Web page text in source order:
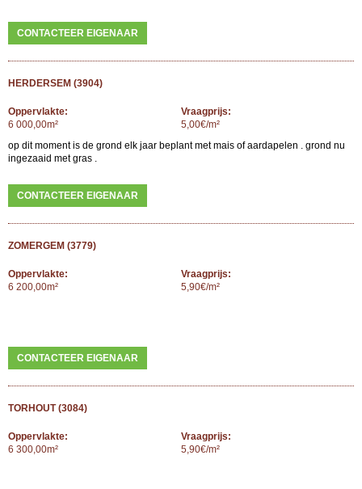
CONTACTEER EIGENAAR
HERDERSEM (3904)
Oppervlakte:
6 000,00m²
Vraagprijs:
5,00€/m²
op dit moment is de grond elk jaar beplant met mais of aardapelen . grond nu
ingezaaid met gras .
CONTACTEER EIGENAAR
ZOMERGEM (3779)
Oppervlakte:
6 200,00m²
Vraagprijs:
5,90€/m²
CONTACTEER EIGENAAR
TORHOUT (3084)
Oppervlakte:
6 300,00m²
Vraagprijs:
5,90€/m²